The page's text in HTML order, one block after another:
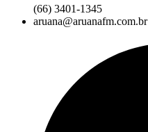
(66) 3401-1345
aruana@aruanafm.com.br